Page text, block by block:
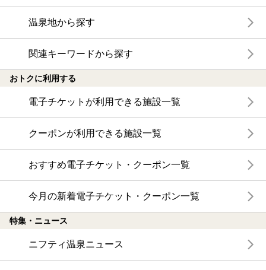
温泉地から探す
関連キーワードから探す
おトクに利用する
電子チケットが利用できる施設一覧
クーポンが利用できる施設一覧
おすすめ電子チケット・クーポン一覧
今月の新着電子チケット・クーポン一覧
特集・ニュース
ニフティ温泉ニュース